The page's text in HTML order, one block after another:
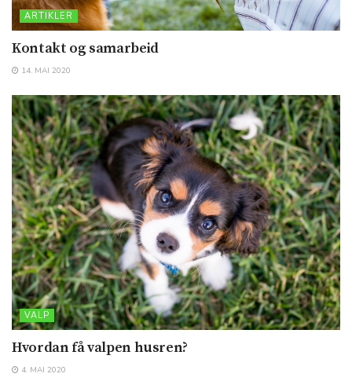
ARTIKLER
Kontakt og samarbeid
14. MAI 2020
VALP
Hvordan få valpen husren?
4. MAI 2020